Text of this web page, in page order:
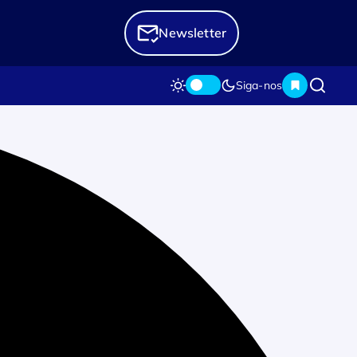
Newsletter
Siga-nos